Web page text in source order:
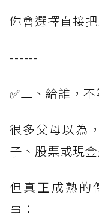
你會選擇直接
------
✅二、給誰，
很多父母以為
子、股票或現
但真正成熟的
事：